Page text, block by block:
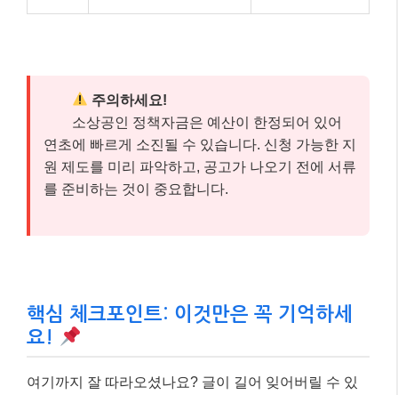
주의하세요!
소상공인 정책자금은 예산이 한정되어 있어
연초에 빠르게 소진될 수 있습니다. 신청 가능한 지
원 제도를 미리 파악하고, 공고가 나오기 전에 서류
를 준비하는 것이 중요합니다.
핵심 체크포인트: 이것만은 꼭 기억하세
요!
여기까지 잘 따라오셨나요? 글이 길어 잊어버릴 수 있